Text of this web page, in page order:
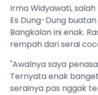
Irma Widyawati,
Es Dung-Dung
Bangkalan ini enak.
rempah dari serai
"Awalnya saya
Ternyata enak
serainya pas nggak